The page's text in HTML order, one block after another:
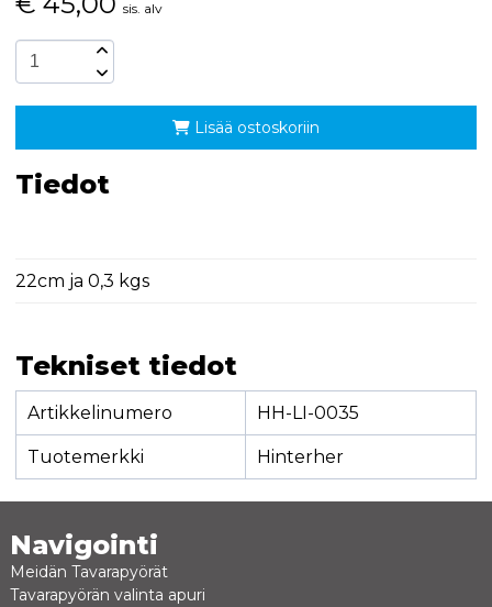
sis. alv
Lisää ostoskoriin
Tiedot
22cm ja 0,3 kgs
Tekniset tiedot
Artikkelinumero HH-LI-0035
Tuotemerkki Hinterher
Navigointi
Meidän Tavarapyörät
Tavarapyörän valinta apuri